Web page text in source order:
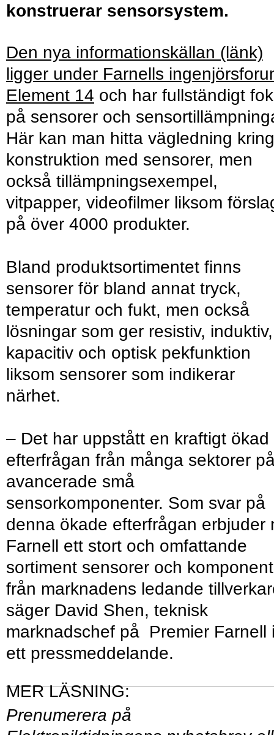
konstruerar sensorsystem.
Den nya informationskällan (länk)
ligger under Farnells
Element 14 och har fullständigt
på sensorer och
Här kan man hitta vägledning kring
konstruktion med sensorer, men
också tillämpningsexempel,
vitpapper, videofilmer liksom
på över 4000 produkter.
Bland produktsortimentet finns
sensorer för bland annat tryck,
temperatur och fukt, men också
lösningar som ger resistiv, induktiv,
kapacitiv och optisk pekfunktion
liksom sensorer som indikerar
närhet.
– Det har uppstått en kraftigt ökad
efterfrågan från många sektorer
avancerade små
sensorkomponenter. Som svar på
denna ökade efterfrågan erbjuder
Farnell ett stort och omfattande
sortiment sensorer och
från marknadens ledande
säger David Shen, teknisk
marknadschef på Premier Farnell
ett pressmeddelande.
Prenumerera på